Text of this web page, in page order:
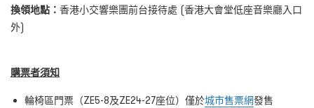
換領地點 ： 香港小交響樂團前台接待處 (香港大會堂低座音樂廳入口
外)
購票者須知
輪椅區門票（ZE5-8及ZE24-27座位）僅於城市售票網發售